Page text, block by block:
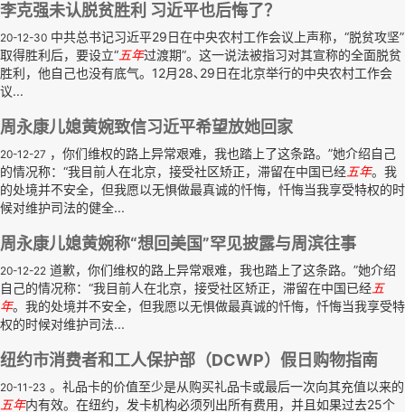
李克强未认脱贫胜利 习近平也后悔了？
20-12-30 中共总书记习近平29日在中央农村工作会议上声称，“脱贫攻坚”
取得胜利后，要设立“ 五年过渡期”。这一说法被指习对其宣称的全面脱贫
胜利，他自己也没有底气。12月28､29日在北京举行的中央农村工作会
议...
周永康儿媳黄婉致信习近平希望放她回家
20-12-27 ，你们维权的路上异常艰难，我也踏上了这条路。”她介绍自己
的情况称：“我目前人在北京，接受社区矫正，滞留在中国已经 五年。我
的处境并不安全，但我愿以无惧做最真诚的忏悔，忏悔当我享受特权的时
候对维护司法的健全...
周永康儿媳黄婉称“想回美国”罕见披露与周滨往事
20-12-22 道歉，你们维权的路上异常艰难，我也踏上了这条路。”她介绍
自己的情况称：“我目前人在北京，接受社区矫正，滞留在中国已经 五
年。我的处境并不安全，但我愿以无惧做最真诚的忏悔，忏悔当我享受特
权的时候对维护司法...
纽约市消费者和工人保护部（DCWP）假日购物指南
20-11-23 。礼品卡的价值至少是从购买礼品卡或最后一次向其充值以来的
五年内有效。在纽约，发卡机构必须列出所有费用，并且如果过去25个